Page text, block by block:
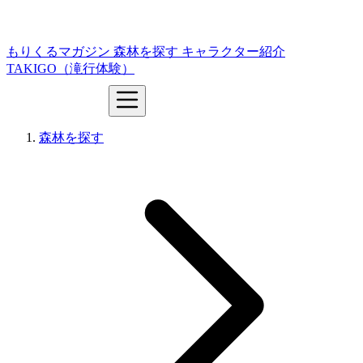
もりくるマガジン 森林を探す キャラクター紹介
TAKIGO（滝行体験）
森林を探す